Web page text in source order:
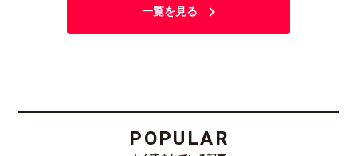
一覧を見る
POPULAR